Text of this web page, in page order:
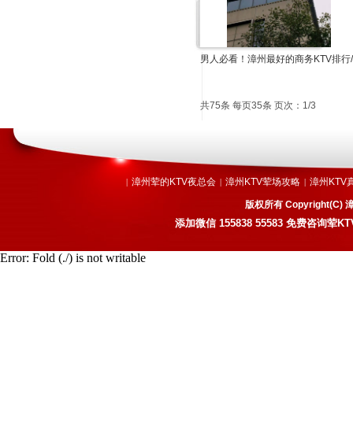
男人必看！漳州最好的商务KTV排行
共75条 每页35条 页次：1/3
| 漳州荤的KTV夜总会 | 漳州KTV荤场攻略 | 漳州KTV
版权所有 Copyright(C)
添加微信155838 55583 免费咨询荤
Error: Fold (./) is not writable